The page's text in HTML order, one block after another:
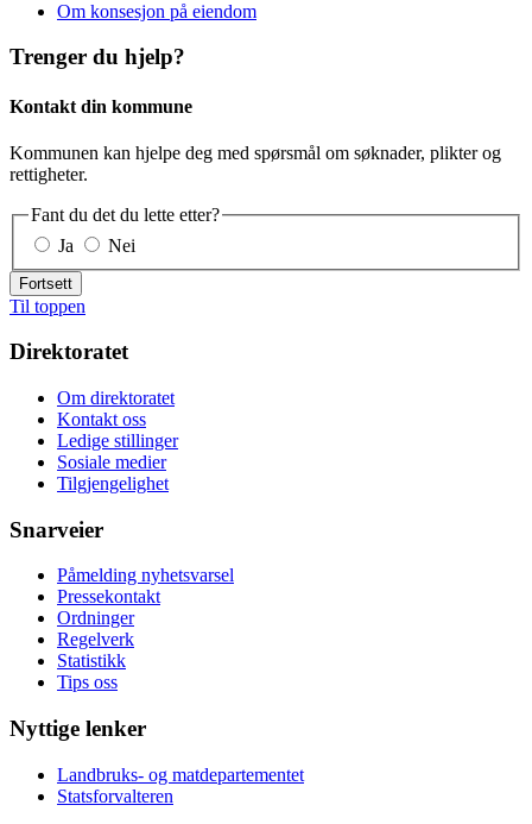
Om konsesjon på eiendom
Trenger du hjelp?
Kontakt din kommune
Kommunen kan hjelpe deg med spørsmål om søknader, plikter og
rettigheter.
Fant du det du lette etter?
Ja
Nei
Fortsett
Til toppen
Direktoratet
Om direktoratet
Kontakt oss
Ledige stillinger
Sosiale medier
Tilgjengelighet
Snarveier
Påmelding nyhetsvarsel
Pressekontakt
Ordninger
Regelverk
Statistikk
Tips oss
Nyttige lenker
Landbruks- og matdepartementet
Statsforvalteren